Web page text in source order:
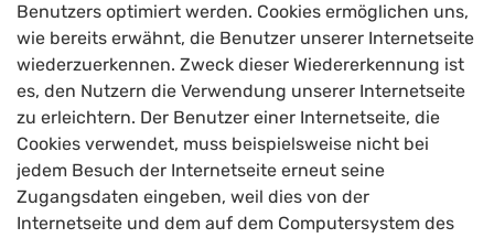
Benutzers optimiert werden. Cookies ermöglichen uns,
wie bereits erwähnt, die Benutzer unserer Internetseite
wiederzuerkennen. Zweck dieser Wiedererkennung ist
es, den Nutzern die Verwendung unserer Internetseite
zu erleichtern. Der Benutzer einer Internetseite, die
Cookies verwendet, muss beispielsweise nicht bei
jedem Besuch der Internetseite erneut seine
Zugangsdaten eingeben, weil dies von der
Internetseite und dem auf dem Computersystem des